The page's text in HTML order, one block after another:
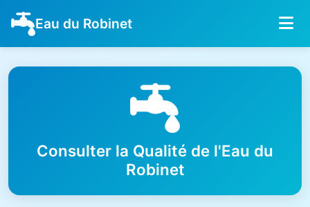
Eau du Robinet
Consulter la Qualité de l'Eau du
Robinet